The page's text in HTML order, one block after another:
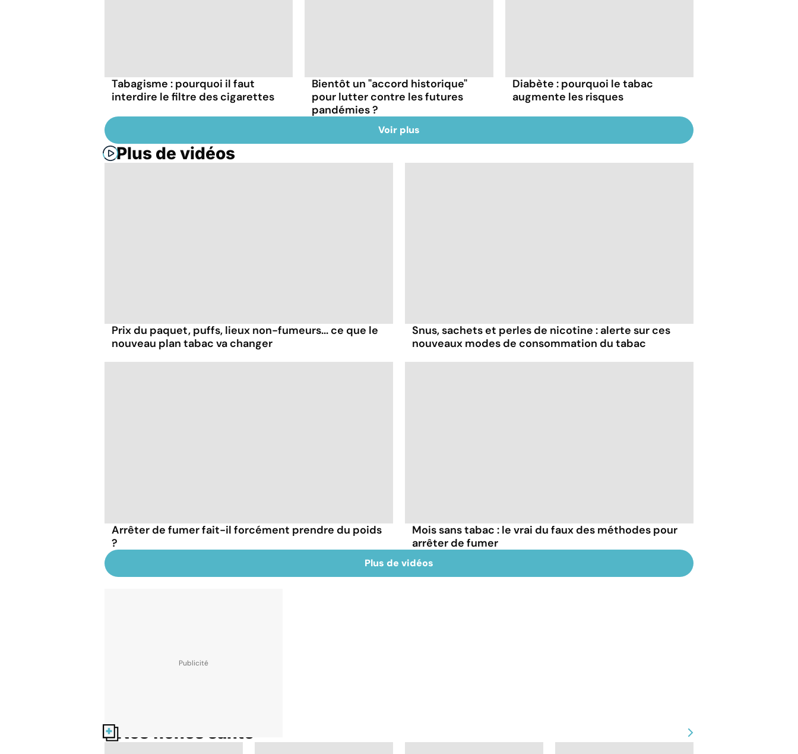
Tabagisme : pourquoi il faut
interdire le filtre des cigarettes
Bientôt un "accord historique"
pour lutter contre les futures
pandémies ?
Diabète : pourquoi le tabac
augmente les risques
Voir plus
Plus de vidéos
Prix du paquet, puffs, lieux non-fumeurs... ce que le
nouveau plan tabac va changer
Snus, sachets et perles de nicotine : alerte sur ces
nouveaux modes de consommation du tabac
Arrêter de fumer fait-il forcément prendre du poids
?
Mois sans tabac : le vrai du faux des méthodes pour
arrêter de fumer
Plus de vidéos
Nos fiches santé